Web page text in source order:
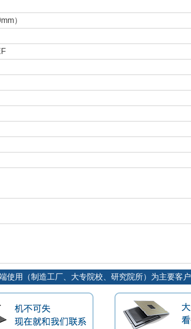
）
使用（制造工厂、大专院校、研究院所）为主要客户